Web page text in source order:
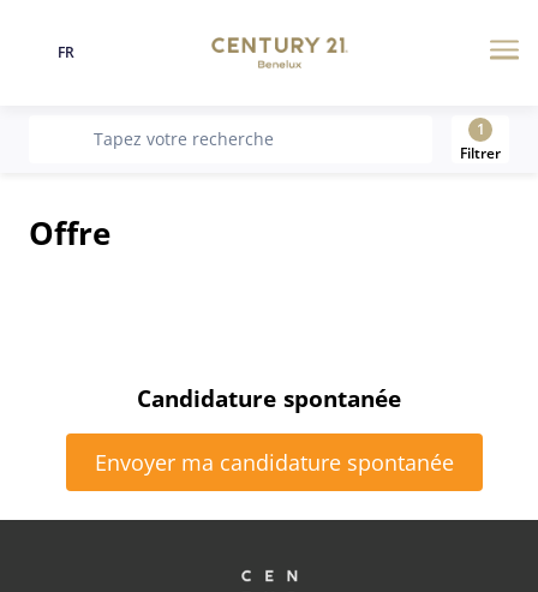
Langue
FR
recherche
Tapez votre recherche
1
Filtrer
Offre
Candidature spontanée
Envoyer ma candidature spontanée